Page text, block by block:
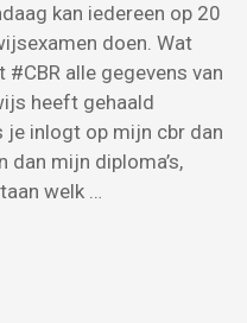
kan iedereen op 20
doen. Wat
alle gegevens van
heeft gehaald
je inlogt op mijn cbr dan
mijn diploma’s,
welk …